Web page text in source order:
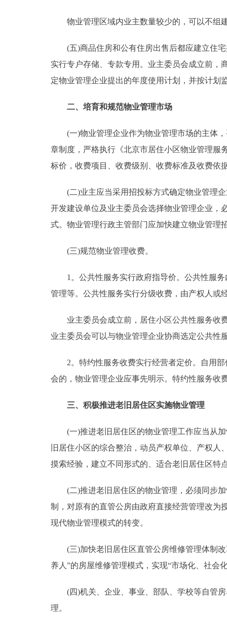
物业管理区域内业主数量较少的，可以不组
(五)商品住房和公有住房出售后都应建立住宅
实行专户存储、专款专用。业主委员会成立前，
定物业管理企业提出的年度使用计划，并按计划
二、培育和规范物业管理市场
(一)物业管理企业作为物业管理市场的主体，
章制度，严格执行《北京市居住小区物业管理服
标价，收费项目、收费级别、收费标准及收费依
(二)业主应当采用招投标方式确定物业管理企
开发建设单位及业主委员会选择物业管理企业，
式。物业管理行政主管部门应加快建立物业管理
(三)规范物业管理收费。
1。公共性服务实行政府指导价。公共性服务
管理等。公共性服务实行分级收费，由产权人或
业主委员会成立前，居住小区公共性服务收费
业主委员会可以与物业管理企业协商选定公共性
2。特约性服务收费实行经营者定价。自用部
会的，物业管理企业应事先明示。特约性服务收
三、积极推进老旧居住区实施物业管理
(一)推进老旧居住区的物业管理工作应当从加
旧居住小区的综合整治，动员产权单位、产权
摸索经验，建立不同形式的、适合老旧居住区特
(二)推进老旧居住区的物业管理，必须同步加
制，对原有的直管公房由政府直接经营管理改为
现代物业管理模式的转变。
(三)加快老旧居住区直管公房维修管理体制改
养人”的房屋维修管理模式，实现“市场化、社会
(四)机关、企业、事业、部队、学校等自管房
理。